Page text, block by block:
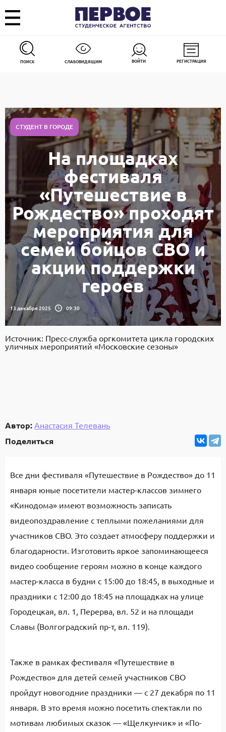
ПОИСК СЛАБОВИДЯЩИМ ВОЙТИ РЕГИСТРАЦИЯ
СТУДЕНТ В ГОРОДЕ
На площадках
фестиваля
«Путешествие в
Рождество» проходят
мероприятия для
семей бойцов СВО и
акции поддержки
героев
13 декабря 2025 09:30
Источник: Пресс-служба оргкомитета цикла городских
уличных мероприятий «Московские сезоны»
Автор: Анастасия Телевань
Поделиться
Все дни фестиваля «Путешествие в Рождество» до 11
января юные посетители мастер-классов зимнего
«Кинодома» имеют возможность записать
видеопоздравление с теплыми пожеланиями для
участников СВО. Это создает атмосферу поддержки и
благодарности. Изготовить яркое запоминающееся
видео сообщение героям можно в конце каждого
мастер-класса в будни с 15:00 до 18:45, в выходные и
праздники с 12:00 до 18:45 на площадках на улице
Городецкая, вл. 1, Перерва, вл. 52 и на площади
Славы (Волгоградский пр-т, вл. 119).
Также в рамках фестиваля «Путешествие в
Рождество» для детей семей участников СВО
пройдут новогодние праздники — с 27 декабря по 11
января. В это время можно посетить спектакли по
мотивам любимых сказок — «Щелкунчик» и «По-